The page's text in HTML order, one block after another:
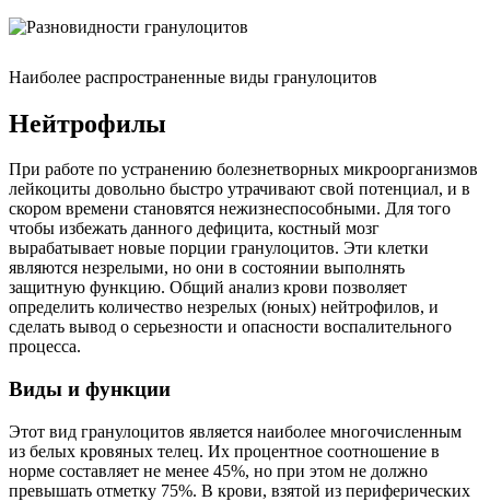
Наиболее распространенные виды гранулоцитов
Нейтрофилы
При работе по устранению болезнетворных микроорганизмов
лейкоциты довольно быстро утрачивают свой потенциал, и в
скором времени становятся нежизнеспособными. Для того
чтобы избежать данного дефицита, костный мозг
вырабатывает новые порции гранулоцитов. Эти клетки
являются незрелыми, но они в состоянии выполнять
защитную функцию. Общий анализ крови позволяет
определить количество незрелых (юных) нейтрофилов, и
сделать вывод о серьезности и опасности воспалительного
процесса.
Виды и функции
Этот вид гранулоцитов является наиболее многочисленным
из белых кровяных телец. Их процентное соотношение в
норме составляет не менее 45%, но при этом не должно
превышать отметку 75%. В крови, взятой из периферических